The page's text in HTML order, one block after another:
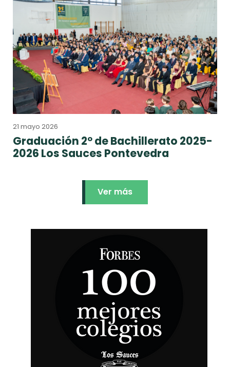
21 mayo 2026
Graduación 2º de Bachillerato 2025-
2026 Los Sauces Pontevedra
Ver más